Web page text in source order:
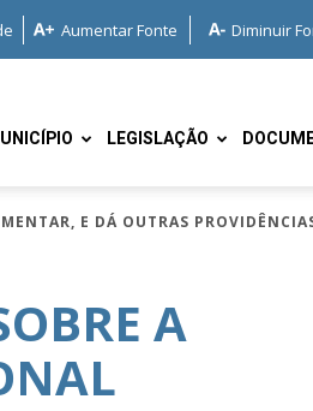
Aumentar Fonte Diminuir
LEGISLAÇÃO
E DÁ OUTRAS
A